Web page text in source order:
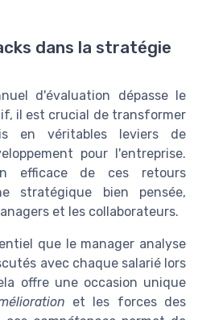
dans la stratégie
d'évaluation dépasse le
il est crucial de transformer
en véritables leviers de
pour l'entreprise.
efficace de ces retours
stratégique bien pensée,
et les collaborateurs.
que le manager analyse
avec chaque salarié lors
offre une occasion unique
et les forces des